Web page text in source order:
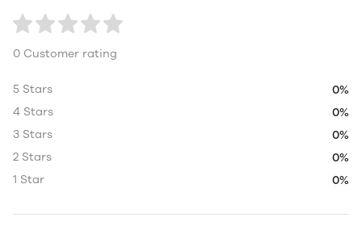
0 Customer rating
5 Stars
0%
4 Stars
0%
3 Stars
0%
2 Stars
0%
1 Star
0%